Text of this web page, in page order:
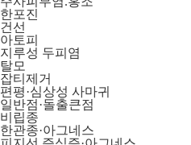
한포진
건선
아토피
지루성 두피염
탈모
잡티제거
편평·심상성 사마귀
일반점·돌출큰점
비립종
한관종·아그네스